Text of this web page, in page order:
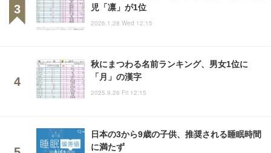
児「凛」が1位
2026.1.28 Wed 12:15
秋にまつわる名前ランキング、男女1位に
「月」の漢字
2025.9.26 Fri 12:15
日本の3から9歳の子供、推奨される睡眠時間
に満たず